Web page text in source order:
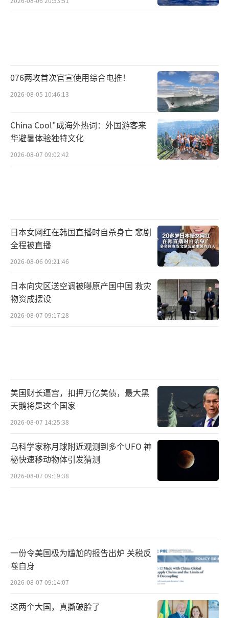
作战能力。
标打击。但要真正威胁大型航母，还得有合适
的远程反舰武器。目前F-35B未配备可用的远程
反舰导弹，外挂的JSOW C-1滑翔炸弹射程仅百
公里出头，突防能力有限，且外挂后隐身性尽
失，极易暴露在对方远程防空火力圈内。反观
歼-15可挂载鹰击-83反舰导弹、鹰击-91反辐射
导弹，射程可达200公里，一个波次即可发动数
即便不讨论舰对舰的直接较量，日本在整
体装备体系建设上的差距，也不是两艘轻型航
母就能弥补的。即使假设日本拥有两艘搭载六
代机的20万吨级超级航母，只要行动范围在火
箭军的打击圈内，依然是重点打击目标。更何
况出云级形成完整战斗力还需要数年，到那
母”门槛，但受限于平台规模、舰载机数量、
缺乏预警机与持续出动能力，它们在真正的大
国海军对抗中，仍难摆脱轻型航母的固有限
实质战斗力的提升。（责任编辑：张佳鑫）
076两攻首次官宣使用综合电推！
2026-08-05 10:46:13
China Cool"成海外热词：外国游客来
华避暑体验独特文化
2026-08-07 09:02:42
日本女网红在韩国直播时自杀身亡 悲剧
全程被直播
2026-08-06 09:21:46
日本向灾区送空调被曝原产国中国 救灾
物资成摆设
2026-08-07 09:17:28
美国财长逼宫，扣押万亿美债，最大黑
天鹅将是这个国家
2026-08-07 14:25:38
乌科学家称月球附近观测到多个UFO 神
秘快速移动物体引发猜测
2026-08-07 09:19:38
一份令美国极为尴尬的报告出炉 关税反
噬自身
2026-08-07 09:14:07
这两个大国，真撕破脸了